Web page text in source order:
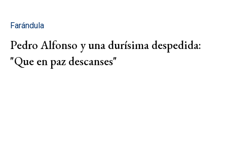
Farándula
Pedro Alfonso y una durísima despedida:
"Que en paz descanses"